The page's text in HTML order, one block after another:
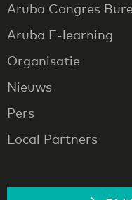
Aruba Congres
Aruba E-learning
Organisatie
Nieuws
Pers
Local Partners